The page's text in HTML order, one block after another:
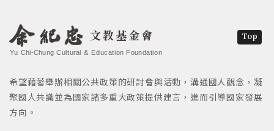
文教基金會
Yu Chi-Chung Cultural & Education Foundation
希望藉著舉辦相關公共政策的研討會與活動，溝通國人觀念，凝
聚國人共識並為國家諸多重大政策提供建言，進而引導國家發展
方向。
Top